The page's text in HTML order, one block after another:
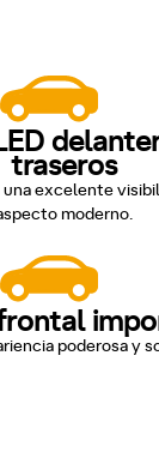
traseros
una excelente
moderno.
poderosa y